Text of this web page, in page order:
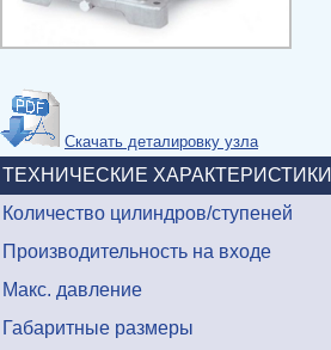
Скачать деталировку узла
ТЕХНИЧЕСКИЕ ХАРАКТЕРИСТИКИ
Количество цилиндров/ступеней
Производительность на входе
Макс. давление
Габаритные размеры